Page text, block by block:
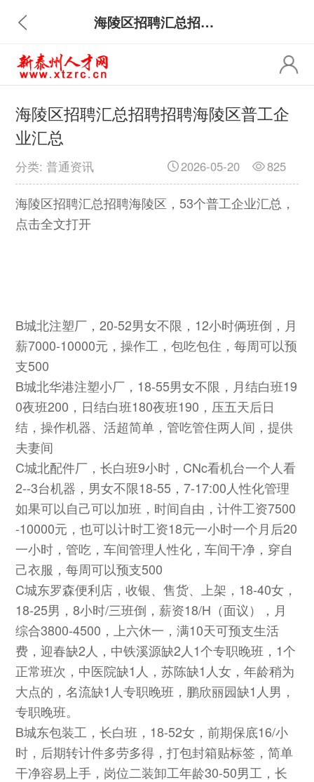
海陵区招聘汇总招聘招聘海陵区普工企业汇总
海陵区招聘汇总招聘招聘海陵区普工企
业汇总
分类: 普通资讯 825
2026-05-20
海陵区招聘汇总招聘海陵区，53个普工企业汇总，
点击全文打开
B城北注塑厂，20-52男女不限，12小时俩班倒，月
薪7000-10000元，操作工，包吃包住，每周可以预
支500
B城北华港注塑小厂，18-55男女不限，月结白班19
0夜班200，日结白班180夜班190，压五天后日
结，操作机器、活超简单，管吃管住两人间，提供
夫妻间
C城北配件厂，长白班9小时，CNc看机台一个人看
2--3台机器，男女不限18-55，7-17:00人性化管理
如果可以自己可以加班，时间自由，计件工资7500
-10000元，也可以计时工资18元一小时一个月后20
一小时，管吃，车间管理人性化，车间干净，穿自
己衣服，每周可以预支500
C城东罗森便利店，收银、售货、上架，18-40女，
18-25男，8小时/三班倒，薪资18/H（面议），月
综合3800-4500，上六休一，满10天可预支生活
费，迎春缺2人，中铁溪源缺2人1个专职晚班，1个
正常班次，中医院缺1人，苏陈缺1人女，年龄稍为
大点的，名流缺1人专职晚班，鹏欣丽园缺1人男，
专职晚班。
B城东包装工，长白班，18-52女，前期保底16/小
时，后期转计件多劳多得，打包封箱贴标签，简单
干净容易上手，岗位二装卸工年龄30-50男工，长